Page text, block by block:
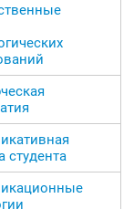
студента